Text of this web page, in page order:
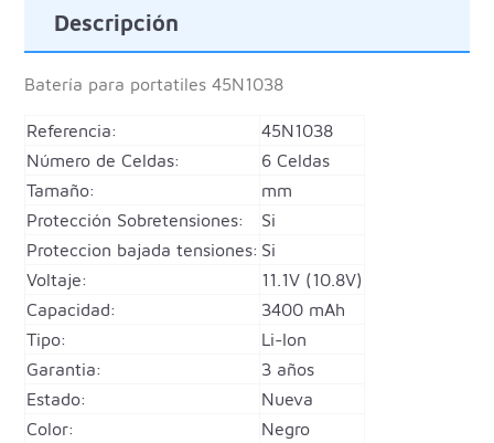
Descripción
Batería para portatiles 45N1038
Referencia:
45N1038
Número de Celdas:
6 Celdas
Tamaño:
mm
Protección Sobretensiones:
Si
Proteccion bajada tensiones: Si
Voltaje:
11.1V (10.8V)
Capacidad:
3400 mAh
Tipo:
Li-Ion
Garantia:
3 años
Estado:
Nueva
Color:
Negro